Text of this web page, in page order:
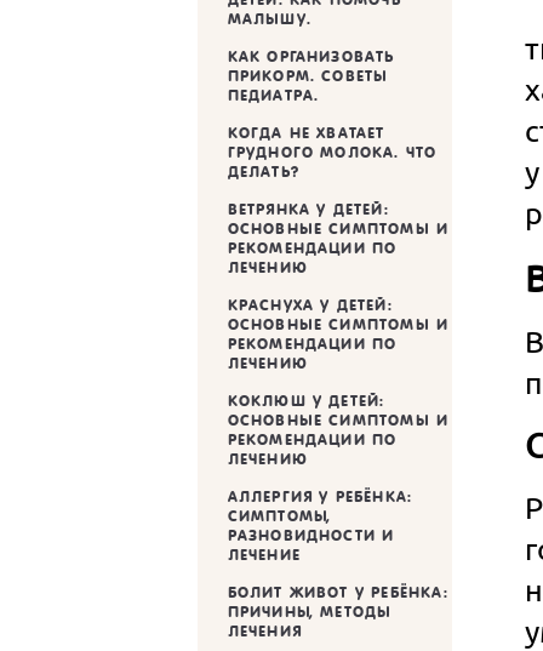
МАЛЫШУ.
КАК ОРГАНИЗОВАТЬ
ПРИКОРМ. СОВЕТЫ
ПЕДИАТРА.
КОГДА НЕ ХВАТАЕТ
ГРУДНОГО МОЛОКА. ЧТО
ДЕЛАТЬ?
ВЕТРЯНКА У ДЕТЕЙ:
ОСНОВНЫЕ СИМПТОМЫ И
РЕКОМЕНДАЦИИ ПО
ЛЕЧЕНИЮ
КРАСНУХА У ДЕТЕЙ:
ОСНОВНЫЕ СИМПТОМЫ И
РЕКОМЕНДАЦИИ ПО
ЛЕЧЕНИЮ
КОКЛЮШ У ДЕТЕЙ:
ОСНОВНЫЕ СИМПТОМЫ И
РЕКОМЕНДАЦИИ ПО
ЛЕЧЕНИЮ
АЛЛЕРГИЯ У РЕБЁНКА:
СИМПТОМЫ,
РАЗНОВИДНОСТИ И
ЛЕЧЕНИЕ
БОЛИТ ЖИВОТ У РЕБЁНКА:
ПРИЧИНЫ, МЕТОДЫ
ЛЕЧЕНИЯ